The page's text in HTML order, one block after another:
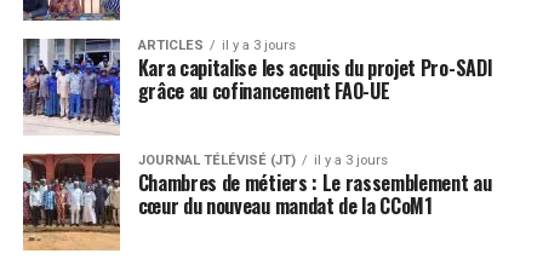
ARTICLES il y a 3 jours
Kara capitalise les acquis du projet Pro-SADI
grâce au cofinancement FAO-UE
JOURNAL TÉLÉVISÉ (JT) il y a 3 jours
Chambres de métiers : Le rassemblement au
cœur du nouveau mandat de la CCoM1